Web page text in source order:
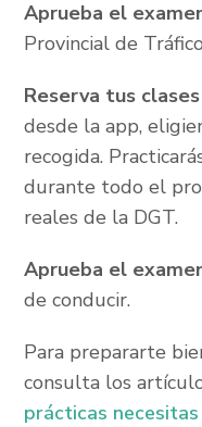
Aprueba el
Provincial de
Reserva tus
desde la app,
recogida.
durante todo el
reales de la DGT.
Aprueba el
de conducir.
Para prepararte
consulta los
prácticas